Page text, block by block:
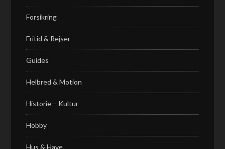
Forsikring
Fritid & Rejser
Guides
Helbred & Motion
Historie – Kultur
Hobby
Hus & Have